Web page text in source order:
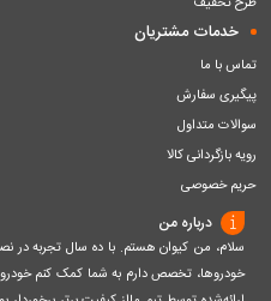
خدمات مشتریان
تماس با ما
پیگیری سفارش
سوالات متداول
رویه بازگردانی کالا
حریم خصوصی
درباره من
سلام، من کیوان هستم. با ده سال تجربه
خودروها، تخصص دارم به شما کمک کنم